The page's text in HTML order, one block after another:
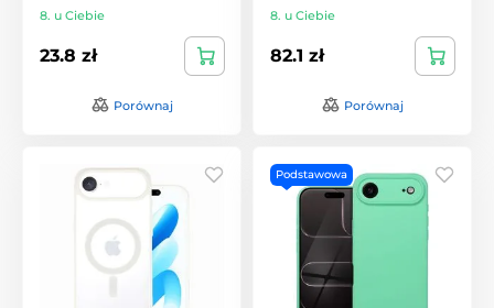
8. u Ciebie
23.8 zł
Porównaj
8. u Ciebie
82.1 zł
Porównaj
Podstawowa